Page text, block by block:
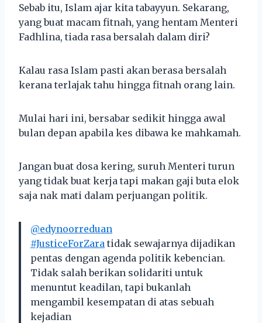
Sebab itu, Islam ajar kita tabayyun. Sekarang,
yang buat macam fitnah, yang hentam Menteri
Fadhlina, tiada rasa bersalah dalam diri?
Kalau rasa Islam pasti akan berasa bersalah
kerana terlajak tahu hingga fitnah orang lain.
Mulai hari ini, bersabar sedikit hingga awal
bulan depan apabila kes dibawa ke mahkamah.
Jangan buat dosa kering, suruh Menteri turun
yang tidak buat kerja tapi makan gaji buta elok
saja nak mati dalam perjuangan politik.
@edynoorreduan
#JusticeForZara tidak sewajarnya dijadikan
pentas dengan agenda politik kebencian.
Tidak salah berikan solidariti untuk
menuntut keadilan, tapi bukanlah
mengambil kesempatan di atas sebuah
kejadian